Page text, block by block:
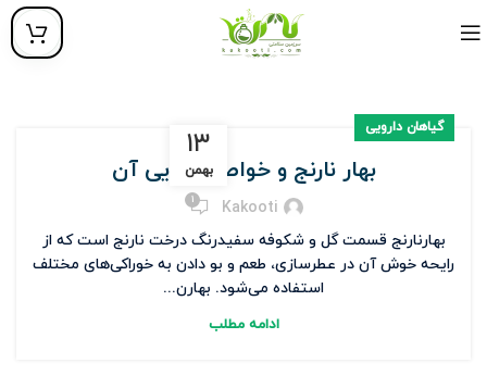
۱۳
بهمن
گیاهان دارویی
بهار نارنج و خواص دارویی آن
Kakooti
1
بهارنارنج قسمت گل و شکوفه سفیدرنگ درخت نارنج است که از
رایحه خوش آن در عطرسازی، طعم و بو دادن به خوراکی‌های مختلف
استفاده می‌شود. بهارن...
ادامه مطلب